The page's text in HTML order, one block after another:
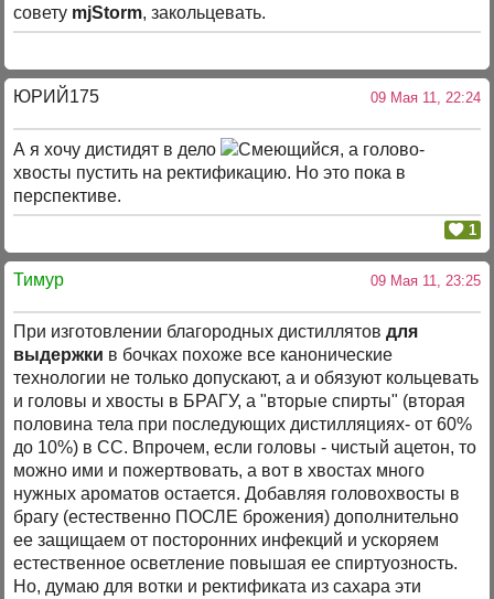
совету mjStorm, закольцевать.
ЮРИЙ175 09 Мая 11, 22:24
А я хочу дистидят в дело
, а голово-
хвосты пустить на ректификацию. Но это пока в
перспективе.
1
Тимур 09 Мая 11, 23:25
При изготовлении благородных дистиллятовдля
выдержки в бочках похоже все канонические
технологии не только допускают, а и обязуют кольцевать
и головы и хвосты в БРАГУ, а "вторые спирты" (вторая
половина тела при последующих дистилляциях- от 60%
до 10%) в СС. Впрочем, если головы - чистый ацетон, то
можно ими и пожертвовать, а вот в хвостах много
нужных ароматов остается. Добавляя головохвосты в
брагу (естественно ПОСЛЕ брожения) дополнительно
ее защищаем от посторонних инфекций и ускоряем
естественное осветление повышая ее спиртуозность.
Но, думаю для вотки и ректификата из сахара эти